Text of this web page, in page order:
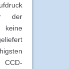
der
CCD-